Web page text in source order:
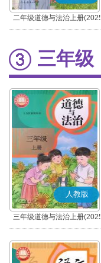
二年级道德与法治上册(2025
秋版)(部编版)
三年级
人教版
三年级道德与法治上册(2025
秋版)(部编版)